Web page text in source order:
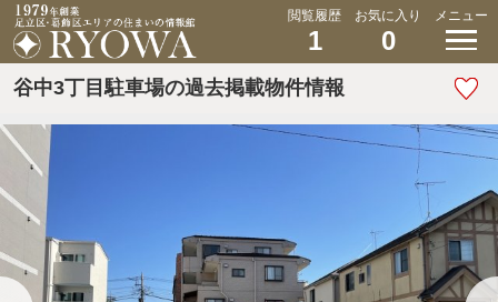
閲覧履歴
1
お気に入り
0
メニュー
谷中3丁目駐車場の過去掲載物件情報